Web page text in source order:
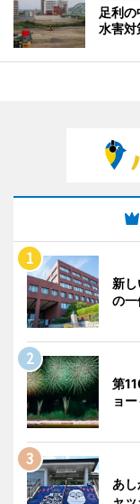
足利
水害対
新
の一
第
ョ
あ